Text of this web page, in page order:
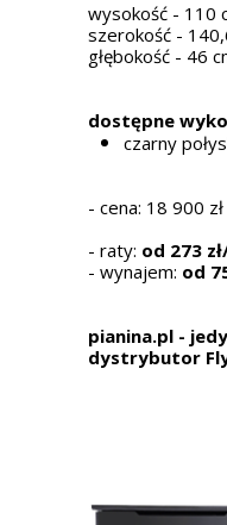
wysokość - 110
szerokość -
głębokość - 46
dostępne
czarny
- cena: 18 900 zł
- raty: od 273
- wynajem: od
pianina.pl -
dystrybutor